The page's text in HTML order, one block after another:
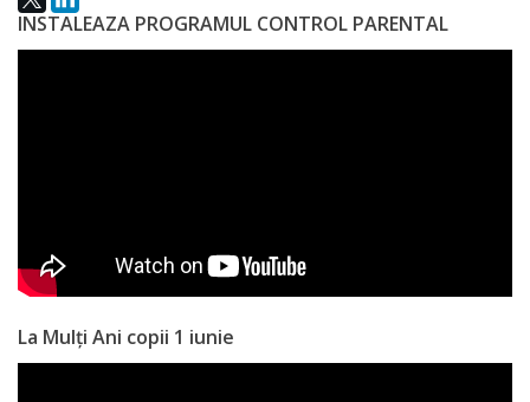
a
INSTALEAZA PROGRAMUL CONTROL PARENTAL
La Mulți Ani copii 1 iunie